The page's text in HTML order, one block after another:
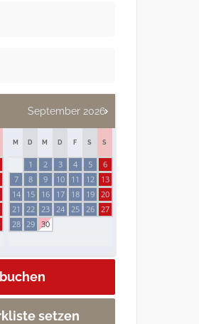
September 2026
M D M D F S S
1 2 3 4 5
6
7
8 9 10 11 12
13
14
15 16 17 18 19 20
21
22 23 24 25 26 27
28 29 30
setzen